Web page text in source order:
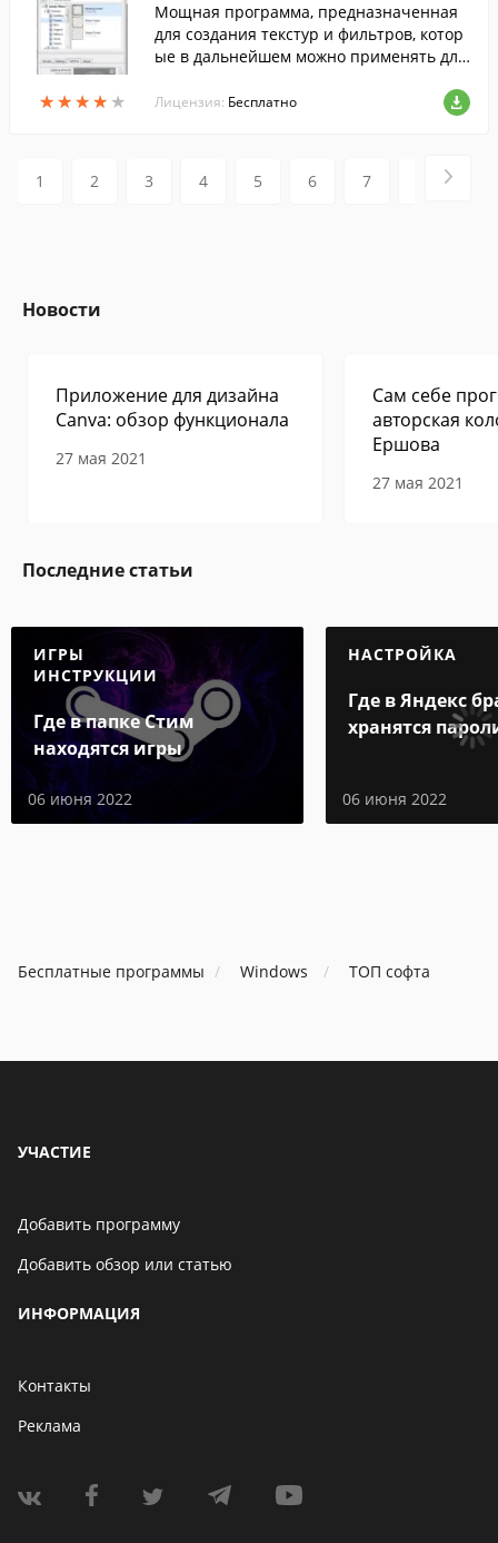
★★★★ ★
★★★★ ★
Мощная программа, предназначенная
для создания текстур и фильтров, котор
ые в дальнейшем можно применять для
Лицензия: Бесплатно
1 2 3 4 5 6 7
Новости
Приложение для дизайна
Canva: обзор функционала
27 мая 2021
Сам себе
авторская
Ершова
27 мая 2021
Последние статьи
ИГРЫ
ИНСТРУКЦИИ
Где в папке Стим
находятся игры
06 июня 2022
НАСТРОЙКА
Где в Яндекс
хранятся
06 июня 2022
Бесплатные программы Windows ТОП софта
УЧАСТИЕ
Добавить программу
Добавить обзор или статью
ИНФОРМАЦИЯ
Контакты
Реклама